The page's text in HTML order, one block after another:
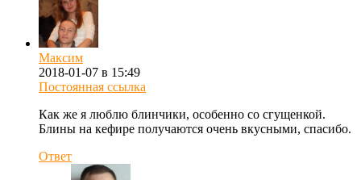
Максим
2018-01-07 в 15:49
Постоянная ссылка
Как же я люблю блинчики, особенно со сгущенкой.
Блины на кефире получаются очень вкусными, спасибо.
Ответ